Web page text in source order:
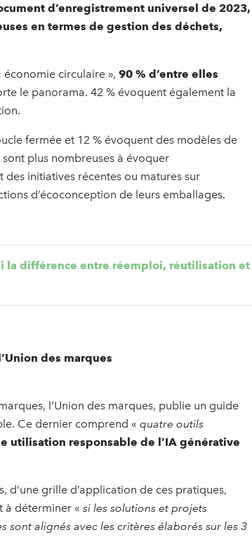
d’enregistrement universel de 2023,
en termes de gestion des déchets,
économie circulaire », 90 % d’entre elles
le panorama. 42 % évoquent également la
fermée et 12 % évoquent des modèles de
plus nombreuses à évoquer
des initiatives récentes ou matures sur
d’écoconception de leurs emballages.
la différence entre réemploi, réutilisation et
des marques
l’Union des marques, publie un guide
Ce dernier comprend « quatre outils
utilisation responsable de l’IA générative
d’une grille d’application de ces pratiques,
à déterminer « si les solutions et projets
sont alignés avec les critères élaborés sur les 3